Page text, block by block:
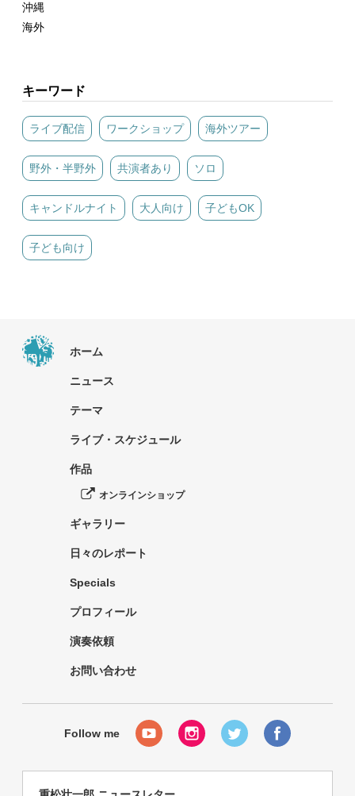
沖縄
海外
キーワード
ライブ配信 ワークショップ 海外ツアー
野外・半野外 共演者あり ソロ
キャンドルナイト 大人向け 子どもOK
子ども向け
ホーム
ニュース
テーマ
ライブ・スケジュール
作品
オンラインショップ
ギャラリー
日々のレポート
Specials
プロフィール
演奏依頼
お問い合わせ